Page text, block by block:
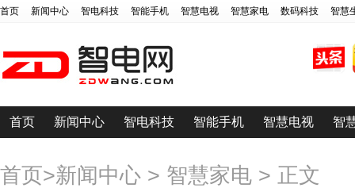
首页 新闻中心 智电科技 智能手机 智慧电视 智慧家电 数码科技 智慧
首页 新闻中心 智电科技 智能手机 智慧电视 智
首页>新闻中心 > 智慧家电 > 正文